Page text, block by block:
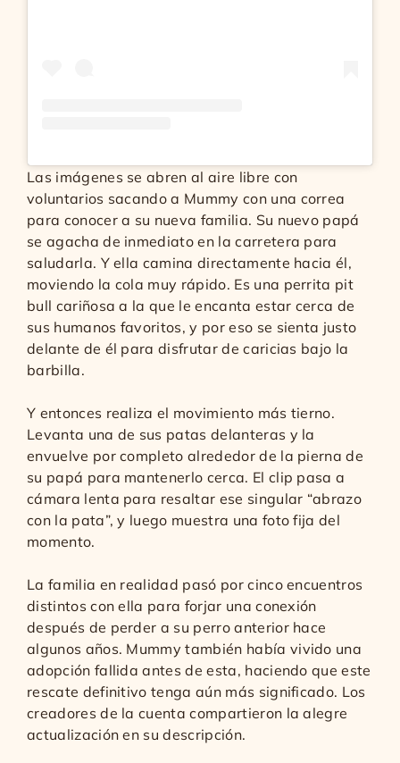
Las imágenes se abren al aire libre con
voluntarios sacando a Mummy con una correa
para conocer a su nueva familia. Su nuevo papá
se agacha de inmediato en la carretera para
saludarla. Y ella camina directamente hacia él,
moviendo la cola muy rápido. Es una perrita pit
bull cariñosa a la que le encanta estar cerca de
sus humanos favoritos, y por eso se sienta justo
delante de él para disfrutar de caricias bajo la
barbilla.
Y entonces realiza el movimiento más tierno.
Levanta una de sus patas delanteras y la
envuelve por completo alrededor de la pierna de
su papá para mantenerlo cerca. El clip pasa a
cámara lenta para resaltar ese singular “abrazo
con la pata”, y luego muestra una foto fija del
momento.
La familia en realidad pasó por cinco encuentros
distintos con ella para forjar una conexión
después de perder a su perro anterior hace
algunos años. Mummy también había vivido una
adopción fallida antes de esta, haciendo que este
rescate definitivo tenga aún más significado. Los
creadores de la cuenta compartieron la alegre
actualización en su descripción.